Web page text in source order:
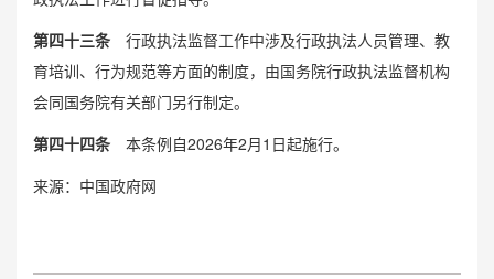
第四十三条 行政执法监督工作中涉及行政执法人员管理、教
育培训、行为规范等方面的制度，由国务院行政执法监督机构
会同国务院有关部门另行制定。
第四十四条 本条例自2026年2月1日起施行。
来源：中国政府网